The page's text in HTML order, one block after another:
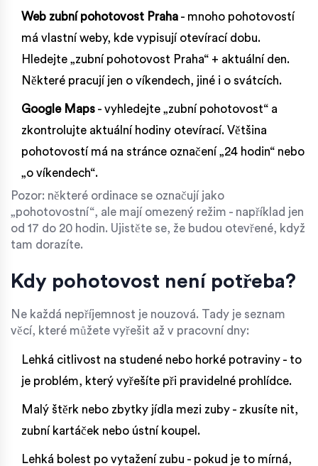
Web zubní pohotovost Praha - mnoho pohotovostí
má vlastní weby, kde vypisují otevírací dobu.
Hledejte „zubní pohotovost Praha“ + aktuální den.
Některé pracují jen o víkendech, jiné i o svátcích.
Google Maps - vyhledejte „zubní pohotovost“ a
zkontrolujte aktuální hodiny otevírací. Většina
pohotovostí má na stránce označení „24 hodin“ nebo
„o víkendech“.
Pozor: některé ordinace se označují jako
„pohotovostní“, ale mají omezený režim - například jen
od 17 do 20 hodin. Ujistěte se, že budou otevřené, když
tam dorazíte.
Kdy pohotovost není potřeba?
Ne každá nepříjemnost je nouzová. Tady je seznam
věcí, které můžete vyřešit až v pracovní dny:
Lehká citlivost na studené nebo horké potraviny - to
je problém, který vyřešíte při pravidelné prohlídce.
Malý štěrk nebo zbytky jídla mezi zuby - zkusíte nit,
zubní kartáček nebo ústní koupel.
Lehká bolest po vytažení zubu - pokud je to mírná,